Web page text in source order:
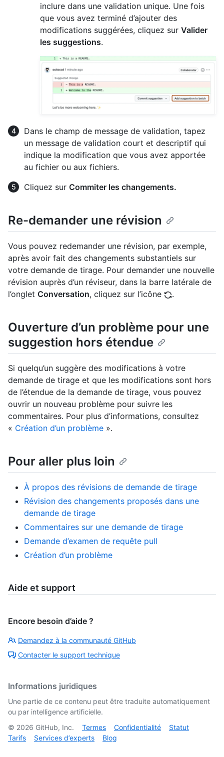
inclure dans une validation unique. Une fois
que vous avez terminé d’ajouter des
modifications suggérées, cliquez sur Valider
les suggestions.
Dans le champ de message de validation, tapez
un message de validation court et descriptif qui
indique la modification que vous avez apportée
au fichier ou aux fichiers.
Cliquez sur Commiter les changements.
Re-demander une révision
Vous pouvez redemander une révision, par exemple,
après avoir fait des changements substantiels sur
votre demande de tirage. Pour demander une nouvelle
révision auprès d’un réviseur, dans la barre latérale de
l’onglet Conversation, cliquez sur l’icône .
Ouverture d’un problème pour une
suggestion hors étendue
Si quelqu’un suggère des modifications à votre
demande de tirage et que les modifications sont hors
de l’étendue de la demande de tirage, vous pouvez
ouvrir un nouveau problème pour suivre les
commentaires. Pour plus d’informations, consultez
« Création d’un problème ».
Pour aller plus loin
À propos des révisions de demande de tirage
Révision des changements proposés dans une
demande de tirage
Commentaires sur une demande de tirage
Demande d’examen de requête pull
Création d’un problème
Aide et support
Encore besoin d’aide ?
Demandez à la communauté GitHub
Contacter le support technique
Informations juridiques
Une partie de ce contenu peut être traduite automatiquement
ou par intelligence artificielle.
© 2026 GitHub, Inc. Termes Confidentialité
Statut
Tarifs
Services d’experts Blog